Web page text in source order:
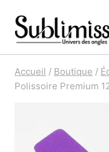
contenu
Accueil / Boutique /
Polissoire Premium